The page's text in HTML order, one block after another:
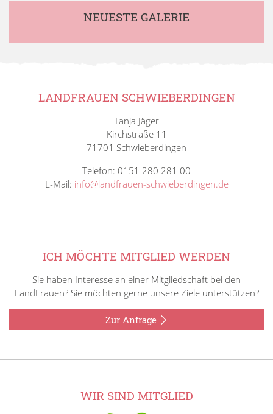
NEUESTE GALERIE
LANDFRAUEN SCHWIEBERDINGEN
Tanja Jäger
Kirchstraße 11
71701 Schwieberdingen
Telefon: 0151 280 281 00
E-Mail: info@landfrauen-schwieberdingen.de
ICH MÖCHTE MITGLIED WERDEN
Sie haben Interesse an einer Mitgliedschaft bei den
LandFrauen? Sie möchten gerne unsere Ziele unterstützen?
Zur Anfrage
WIR SIND MITGLIED